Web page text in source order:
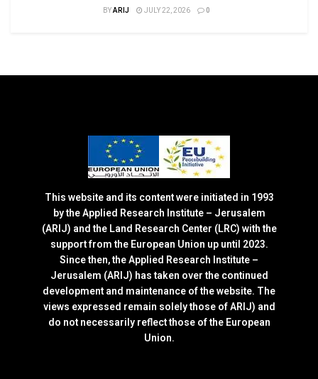
BYARIJ JULY 22, 2026 0
This website and its content were initiated in 1993
by the Applied Research Institute – Jerusalem
(ARIJ) and the Land Research Center (LRC) with the
support from the European Union up until 2023.
Since then, the Applied Research Institute –
Jerusalem (ARIJ) has taken over the continued
development and maintenance of the website. The
views expressed remain solely those of ARIJ) and
do not necessarily reflect those of the European
Union.